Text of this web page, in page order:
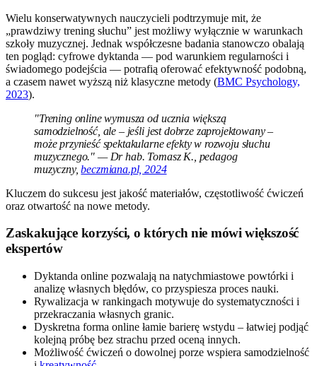
Wielu konserwatywnych nauczycieli podtrzymuje mit, że
„prawdziwy trening słuchu” jest możliwy wyłącznie w warunkach
szkoły muzycznej. Jednak współczesne badania stanowczo obalają
ten pogląd: cyfrowe dyktanda — pod warunkiem regularności i
świadomego podejścia — potrafią oferować efektywność podobną,
a czasem nawet wyższą niż klasyczne metody (BMC Psychology,
2023).
"Trening online wymusza od ucznia większą
samodzielność, ale – jeśli jest dobrze zaprojektowany –
może przynieść spektakularne efekty w rozwoju słuchu
muzycznego." — Dr hab. Tomasz K., pedagog
muzyczny,beczmiana.pl, 2024
Kluczem do sukcesu jest jakość materiałów, częstotliwość ćwiczeń
oraz otwartość na nowe metody.
Zaskakujące korzyści, o których nie mówi większość
ekspertów
Dyktanda online pozwalają na natychmiastowe powtórki i
analizę własnych błędów, co przyspiesza proces nauki.
Rywalizacja w rankingach motywuje do systematyczności i
przekraczania własnych granic.
Dyskretna forma online łamie barierę wstydu – łatwiej podjąć
kolejną próbę bez strachu przed oceną innych.
Możliwość ćwiczeń o dowolnej porze wspiera samodzielność